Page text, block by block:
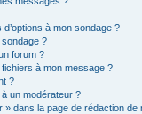
à mon sondage ?
?
forum ?
à mon message ?
?
un modérateur ?
» dans la page de rédaction de